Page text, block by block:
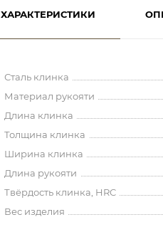
ХАРАКТЕРИСТИКИ
Сталь клинка
Материал рукояти
Длина клинка
Толщина клинка
Ширина клинка
Длина рукояти
Твёрдость клинка, HRC
Вес изделия